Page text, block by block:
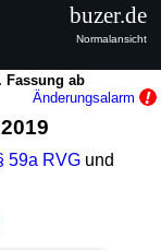
Fassung ab
Änderungsalarm
59a RVG und
buzer.de
Normalansicht